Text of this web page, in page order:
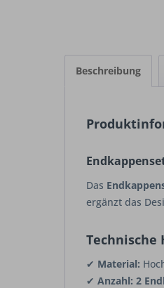
Beschreibung
Das
ergänzt das
Technische
✔ Material:
✔ Anzahl: 2